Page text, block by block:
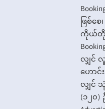
ဖြစ်စ
ကိုယ်တို
လျှင်
ဟောင်
လျှင်
(၁၂၀